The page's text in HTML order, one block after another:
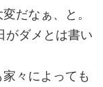
だなぁ、と。
がダメとは書い
々によっても